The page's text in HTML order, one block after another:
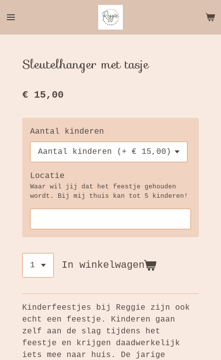
direct
naar
hoofdinhoud
Sleutelhanger met tasje
€ 15,00
Aantal kinderen
Locatie
Waar wil jij dat het feestje gehouden
wordt. Bij mij thuis kan tot 5 kinderen!
In winkelwagen
Kinderfeestjes bij Reggie zijn ook
echt een feestje. Kinderen gaan
zelf aan de slag tijdens het
feestje en krijgen daadwerkelijk
iets mee naar huis. De jarige